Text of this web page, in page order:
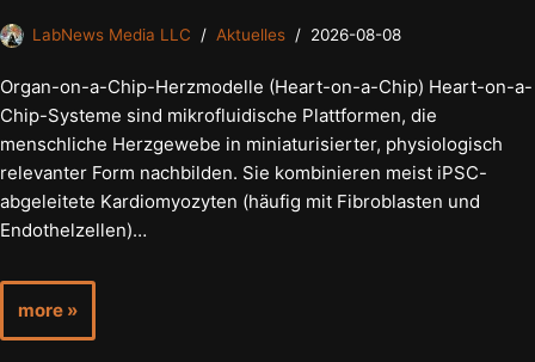
LabNews Media LLC Aktuelles 2026-08-08
Organ-on-a-Chip-Herzmodelle (Heart-on-a-Chip) Heart-on-a-
Chip-Systeme sind mikrofluidische Plattformen, die
menschliche Herzgewebe in miniaturisierter, physiologisch
relevanter Form nachbilden. Sie kombinieren meist iPSC-
abgeleitete Kardiomyozyten (häufig mit Fibroblasten und
Endothelzellen)…
more »